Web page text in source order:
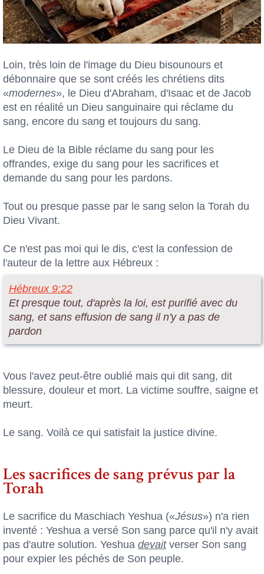
Loin, très loin de l'image du Dieu bisounours et
débonnaire que se sont créés les chrétiens dits
«modernes», le Dieu d'Abraham, d'Isaac et de Jacob
est en réalité un Dieu sanguinaire qui réclame du
sang, encore du sang et toujours du sang.
Le Dieu de la Bible réclame du sang pour les
offrandes, exige du sang pour les sacrifices et
demande du sang pour les pardons.
Tout ou presque passe par le sang selon la Torah du
Dieu Vivant.
Ce n'est pas moi qui le dis, c'est la confession de
l'auteur de la lettre aux Hébreux :
Hébreux 9:22
Et presque tout, d'après la loi, est purifié avec du
sang, et sans effusion de sang il n'y a pas de
pardon
Vous l'avez peut-être oublié mais qui dit sang, dit
blessure, douleur et mort. La victime souffre, saigne et
meurt.
Le sang. Voilà ce qui satisfait la justice divine.
Les sacrifices de sang prévus par la
Torah
Le sacrifice du Maschiach Yeshua («Jésus») n'a rien
inventé : Yeshua a versé Son sang parce qu'il n'y avait
pas d'autre solution. Yeshua devaitverser Son sang
pour expier les péchés de Son peuple.